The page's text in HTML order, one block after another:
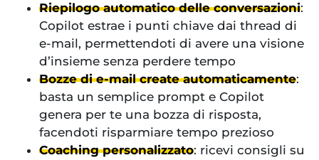
Riepilogo automatico delle conversazioni:
Copilot estrae i punti chiave dai thread di
e-mail, permettendoti di avere una visione
d’insieme senza perdere tempo
Bozze di e-mail create automaticamente:
basta un semplice prompt e Copilot
genera per te una bozza di risposta,
facendoti risparmiare tempo prezioso
Coaching personalizzato: ricevi consigli su